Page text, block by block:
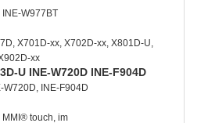
W977BT
X701D-xx, X702D-xx, X801D-U,
xx
U INE-W720D INE-F904D
W720D, INE-F904D
touch, im